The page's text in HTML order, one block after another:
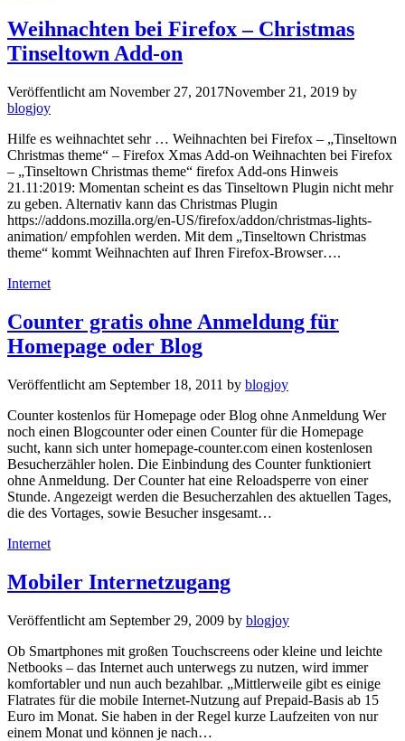
Weihnachten bei Firefox – Christmas
Tinseltown Add-on
Veröffentlicht am November 27, 2017November 21, 2019 by
blogjoy
Hilfe es weihnachtet sehr … Weihnachten bei Firefox – „Tinseltown
Christmas theme“ – Firefox Xmas Add-on Weihnachten bei Firefox
– „Tinseltown Christmas theme“ firefox Add-ons Hinweis
21.11:2019: Momentan scheint es das Tinseltown Plugin nicht mehr
zu geben. Alternativ kann das Christmas Plugin
https://addons.mozilla.org/en-US/firefox/addon/christmas-lights-
animation/ empfohlen werden. Mit dem „Tinseltown Christmas
theme“ kommt Weihnachten auf Ihren Firefox-Browser….
Kategorien
Internet
Counter gratis ohne Anmeldung für
Homepage oder Blog
Veröffentlicht am September 18, 2011 by blogjoy
Counter kostenlos für Homepage oder Blog ohne Anmeldung Wer
noch einen Blogcounter oder einen Counter für die Homepage
sucht, kann sich unter homepage-counter.com einen kostenlosen
Besucherzähler holen. Die Einbindung des Counter funktioniert
ohne Anmeldung. Der Counter hat eine Reloadsperre von einer
Stunde. Angezeigt werden die Besucherzahlen des aktuellen Tages,
die des Vortages, sowie Besucher insgesamt…
Kategorien
Internet
Mobiler Internetzugang
Veröffentlicht am September 29, 2009 by blogjoy
Ob Smartphones mit großen Touchscreens oder kleine und leichte
Netbooks – das Internet auch unterwegs zu nutzen, wird immer
komfortabler und nun auch bezahlbar. „Mittlerweile gibt es einige
Flatrates für die mobile Internet-Nutzung auf Prepaid-Basis ab 15
Euro im Monat. Sie haben in der Regel kurze Laufzeiten von nur
einem Monat und können je nach…